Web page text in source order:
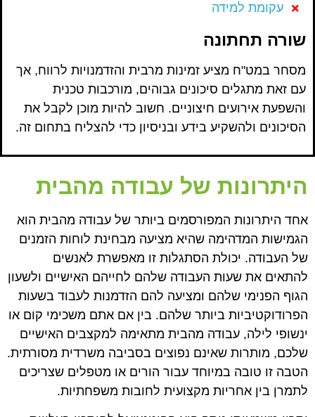
עקומת למידה
שורה תחתונה
מסחר במט"ח מציע זמינות מרבית והזדמנויות לרווח, אך
עם זאת מתגלים סיכונים גבוהים, מורכבות טכנית
והשפעת אירועים חיצוניים. חשוב להיות מוכן לקבל את
הסיכונים ולהשקיע בידע ובניסיון כדי להצליח בתחום זה.
היתרונות של עבודה מהבית
אחד היתרונות המפורסמים ביותר של עבודה מהבית הוא
הגמישות המדהימה שהיא מציעה מבחינת לוחות הזמנים
של העבודה. יכולת הסתגלות זו מאפשרת לאנשים
להתאים את שעות העבודה שלהם לחייהם האישיים ולשעון
הגוף הפנימי שלהם ומציעה להם הזדמנות לעבוד בשעות
הפרודוקטיביות ביותר שלהם. בין אם אתם משכימי קום או
ינשופי לילה, עבודה מהבית מתאימה למקצבים האישיים
שלכם, מותרות שאינם נפוצים בסביבה משרדית מסורתית.
הטבה זו טובה במיוחד עבור הורים או מטפלים שצריכים
לתמרן בין אחריות מקצועית לחובות משפחתיות.